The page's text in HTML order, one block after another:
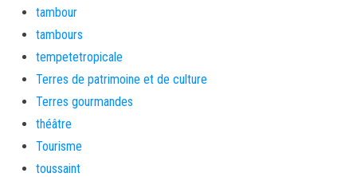
tambour
tambours
tempetetropicale
Terres de patrimoine et de culture
Terres gourmandes
théâtre
Tourisme
toussaint